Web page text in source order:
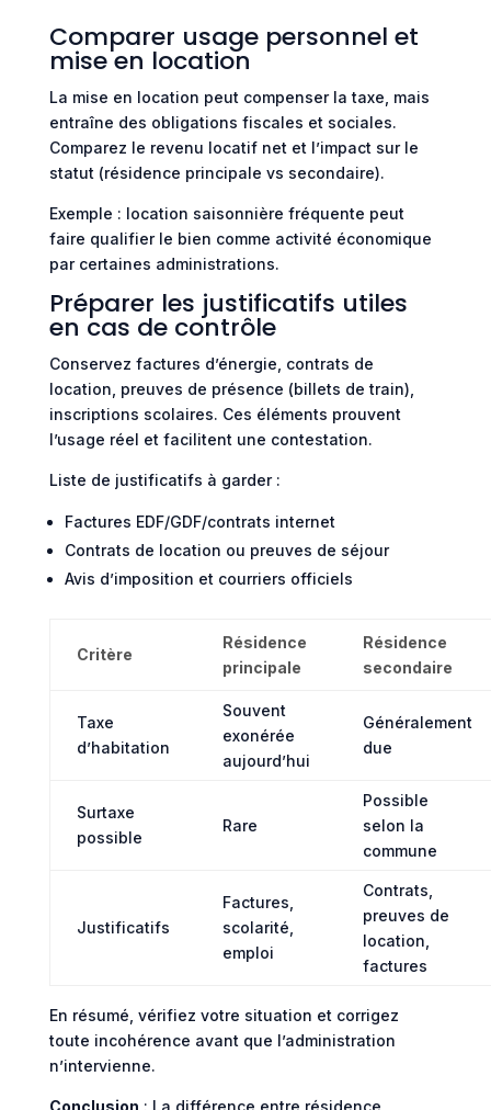
Comparer usage personnel et
mise en location
La mise en location peut compenser la taxe, mais
entraîne des obligations fiscales et sociales.
Comparez le revenu locatif net et l’impact sur le
statut (résidence principale vs secondaire).
Exemple : location saisonnière fréquente peut
faire qualifier le bien comme activité économique
par certaines administrations.
Préparer les justificatifs utiles
en cas de contrôle
Conservez factures d’énergie, contrats de
location, preuves de présence (billets de train),
inscriptions scolaires. Ces éléments prouvent
l’usage réel et facilitent une contestation.
Liste de justificatifs à garder :
Factures EDF/GDF/contrats internet
Contrats de location ou preuves de séjour
Avis d’imposition et courriers officiels
Critère
Résidence
principale
Résidence
secondaire
Taxe
d’habitation
Souvent
exonérée
aujourd’hui
Généralement
due
Surtaxe
possible
Rare
Possible
selon la
commune
Justificatifs
Factures,
scolarité,
emploi
Contrats,
preuves de
location,
factures
En résumé, vérifiez votre situation et corrigez
toute incohérence avant que l’administration
n’intervienne.
Conclusion : La différence entre résidence